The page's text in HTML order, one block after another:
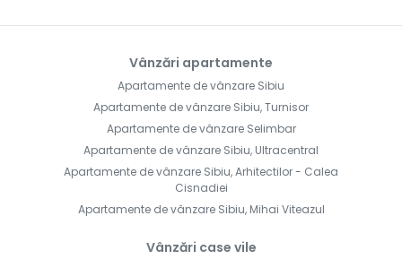
Vânzări apartamente
Apartamente de vânzare Sibiu
Apartamente de vânzare Sibiu, Turnisor
Apartamente de vânzare Selimbar
Apartamente de vânzare Sibiu, Ultracentral
Apartamente de vânzare Sibiu, Arhitectilor - Calea
Cisnadiei
Apartamente de vânzare Sibiu, Mihai Viteazul
Vânzări case vile